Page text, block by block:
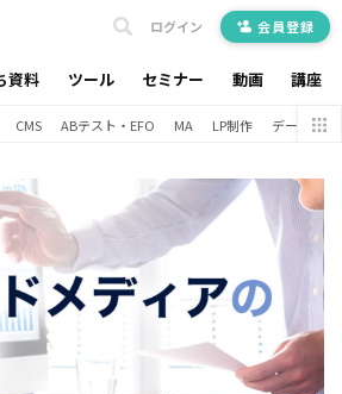
資料 ツール セミナー 動画 講座
ログイン 会員登録
CMS ABテスト・EFO MA LP制作 データ分析